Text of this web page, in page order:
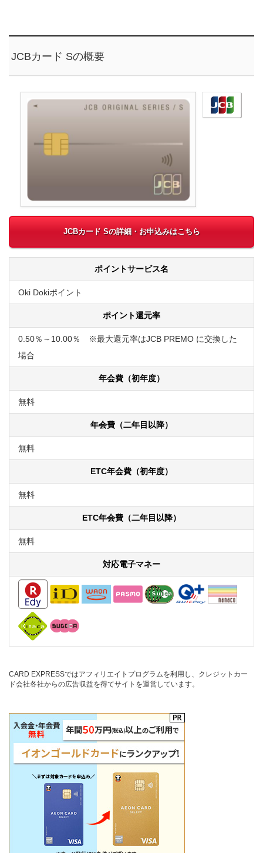
JCBカード Sの概要
JCBカード Sの詳細・お申込みはこちら
ポイントサービス名
Oki Dokiポイント
ポイント還元率
0.50％～10.00％ ※最大還元率はJCB PREMO に交換した
場合
年会費（初年度）
無料
年会費（二年目以降）
無料
ETC年会費（初年度）
無料
ETC年会費（二年目以降）
無料
対応電子マネー
CARD EXPRESSではアフィリエイトプログラムを利用し、クレジットカー
ド会社各社からの広告収益を得てサイトを運営しています。